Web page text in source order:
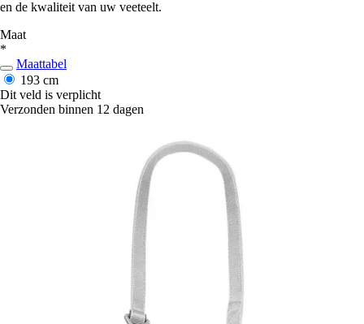
en de kwaliteit van uw veeteelt.
Maat
*
Maattabel
193 cm
Dit veld is verplicht
Verzonden binnen 12 dagen